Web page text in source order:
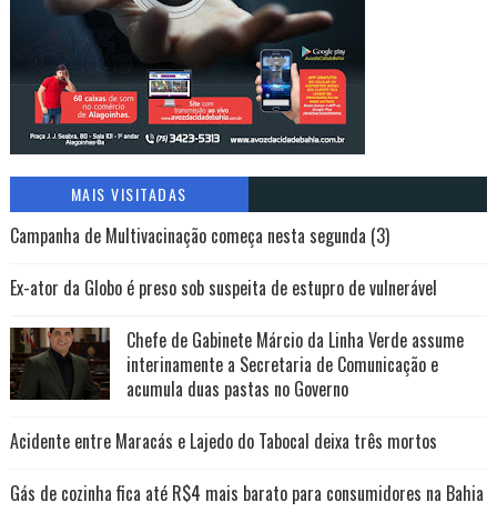
MAIS VISITADAS
Campanha de Multivacinação começa nesta segunda (3)
Ex-ator da Globo é preso sob suspeita de estupro de vulnerável
Chefe de Gabinete Márcio da Linha Verde assume
interinamente a Secretaria de Comunicação e
acumula duas pastas no Governo
Acidente entre Maracás e Lajedo do Tabocal deixa três mortos
Gás de cozinha fica até R$4 mais barato para consumidores na Bahia